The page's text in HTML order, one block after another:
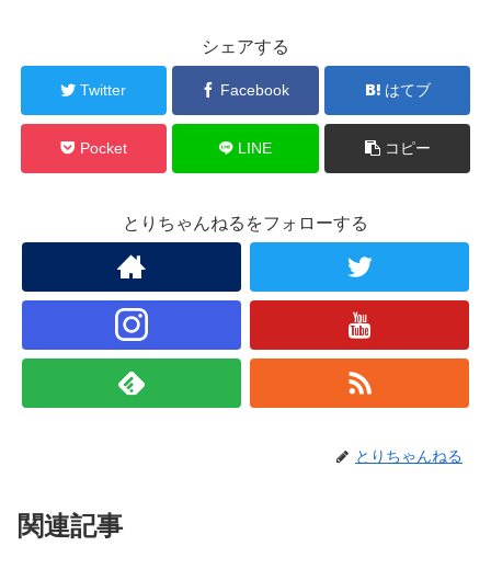
シェアする
Twitter Facebook はてブ
Pocket LINE コピー
とりちゃんねるをフォローする
とりちゃんねる
関連記事